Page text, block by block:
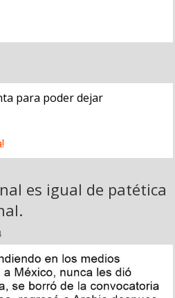
para poder dejar
es igual de patética